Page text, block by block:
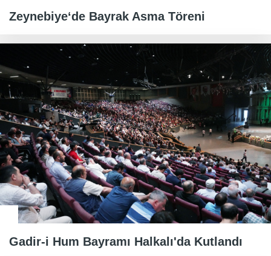
Zeynebiye‘de Bayrak Asma Töreni
Gadir-i Hum Bayramı Halkalı'da Kutlandı